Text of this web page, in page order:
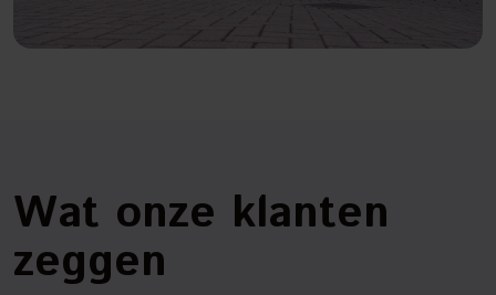
Wat onze klanten
zeggen